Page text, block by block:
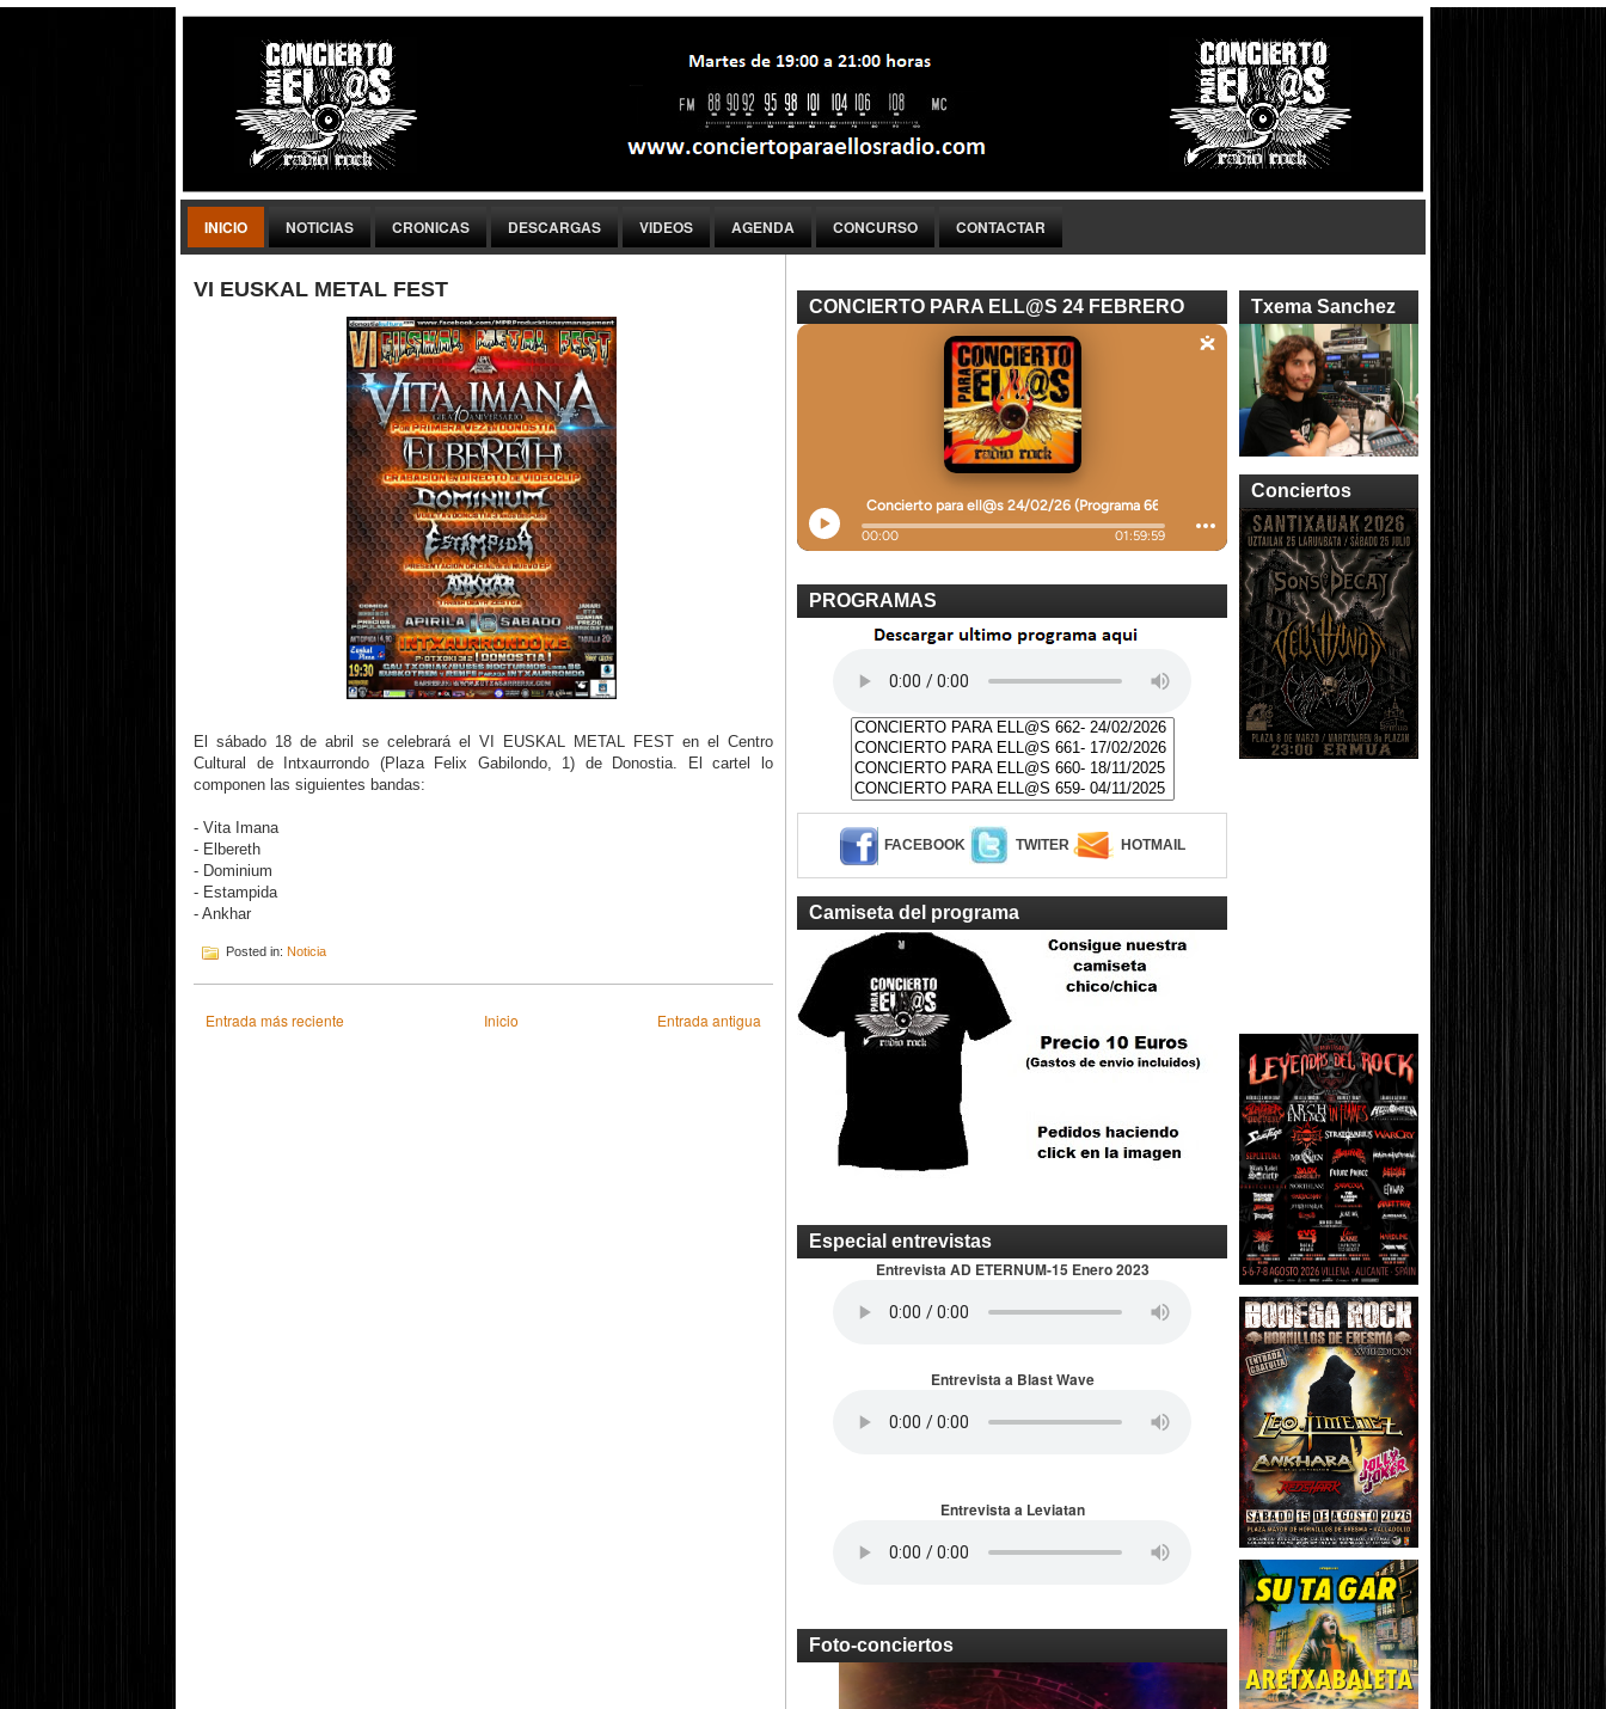
INICIO NOTICIAS CRONICAS DESCARGAS VIDEOS AGENDA CONCURSO CONTACTAR
VI EUSKAL METAL FEST
El sábado 18 de abril se celebrará el VI EUSKAL METAL FEST en el Centro
Cultural de Intxaurrondo (Plaza Felix Gabilondo, 1) de Donostia. El cartel lo
componen las siguientes bandas:
- Vita Imana
- Elbereth
- Dominium
- Estampida
- Ankhar
Posted in: Noticia
Entrada más reciente Entrada antigua
Inicio
CONCIERTO PARA ELL@S 24 FEBRERO
PROGRAMAS
FACEBOOK TWITER HOTMAIL
Camiseta del programa
Especial entrevistas
Entrevista AD ETERNUM-15 Enero 2023
Entrevista a Blast Wave
Entrevista a Leviatan
Foto-conciertos
Txema Sanchez
Conciertos